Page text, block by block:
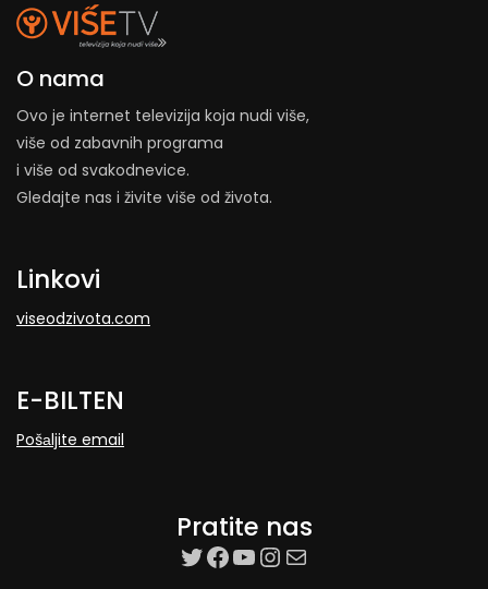
O nama
Ovo je internet televizija koja nudi više,
više od zabavnih programa
i više od svakodnevice.
Gledajte nas i živite više od života.
Linkovi
viseodzivota.com
E-BILTEN
Pošаljite email
Pratite nas
target=”_blank”
Facebook
YouTube
Instagram
Mail